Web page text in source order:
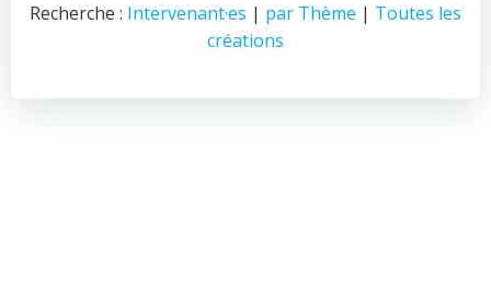
Recherche : Intervenant·es | par Thème | Toutes les
créations